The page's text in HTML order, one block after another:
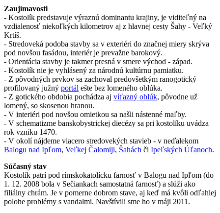
Zaujímavosti
- Kostolík predstavuje výraznú dominantu krajiny, je viditeľný na
vzdialenosť niekoľkých kilometrov aj z hlavnej cesty Šahy - Veľký
Krtíš.
- Stredoveká podoba stavby sa v exteriéri do značnej miery skrýva
pod novšou fasádou, interiér je prevažne barokový.
- Orientácia stavby je takmer presná v smere východ - západ.
- Kostolík nie je vyhlásený za národnú kultúrnu pamiatku.
- Z pôvodných prvkov sa zachoval predovšetkým ranogotický
profilovaný južný portál ešte bez lomeného oblúka.
- Z gotického obdobia pochádza aj víťazný oblúk, pôvodne už
lomený, so skosenou hranou.
- V interiéri pod novšou omietkou sa našli nástenné maľby.
- V schematizme banskobystrickej diecézy sa pri kostolíku uvádza
rok vzniku 1470.
- V okolí nájdeme viacero stredovekých stavieb - v neďalekom
Balogu nad Ipľom, Veľkej Čalomiji, Šahách či Ipeľských Úľanoch.
Súčasný stav
Kostolík patrí pod rímskokatolícku farnosť v Balogu nad Ipľom (do
1. 12. 2008 bola v Sečiankach samostatná farnosť) a slúži ako
filiálny chrám. Je v pomerne dobrom stave, aj keď má kvôli odľahlej
polohe problémy s vandalmi. Navštívili sme ho v máji 2011.